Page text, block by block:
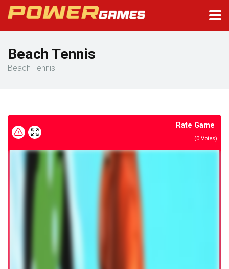
Beach Tennis
Beach Tennis
Rate Game
(0 Votes)